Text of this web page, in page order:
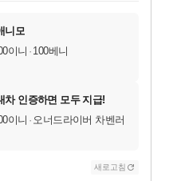
습니다.
습니다.
습니다.
습니다.
습니다.
습니다.
습니다.
팀코드)
습니다.
니모
이니 · 100베니
차 인증하면 모두 지급!
이니 · 오너드라이버 차벤러
새로고침